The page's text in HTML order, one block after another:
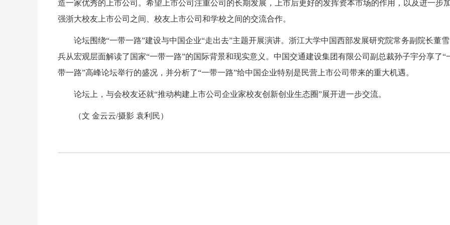
造一家优秀的上市公司。希望上市公司注重公司的长期发展，上市后更好的发挥资本市场的作用，以及进一步
强浙大校友上市公司之间、校友上市公司和学校之间的交流合作。
论坛围绕“一带一路”建设与中国企业“走出去”主题开展演讲。浙江大学中国西部发展研究院常务副院长董雪
兵从宏观层面解读了国家“一带一路”的国际背景和现实意义。中国交通建设集团有限公司副总裁孙子宇分享了“
带一路”高峰论坛举行的盛况，并分析了“一带一路”给中国企业特别是民营上市公司带来的重大机遇。
论坛上，与会校友还就“推动构建上市公司企业家校友创新创业生态圈”展开进一步交流。
（文 金云云/摄影 袁利民）